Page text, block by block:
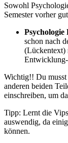
Sowohl
Semester vorher
Psychologie
schon nach
(Lückentext)
Wichtig!! Du musst
anderen beiden
einschreiben, um
Tipp: Lernt die
auswendig, da
können.